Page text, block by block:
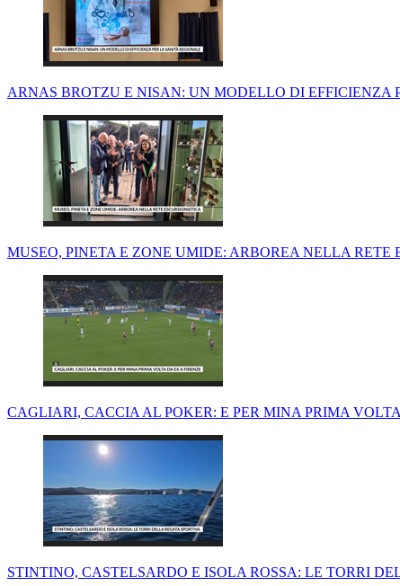
ARNAS BROTZU E NISAN: UN MODELLO DI EFFICIENZA
MUSEO, PINETA E ZONE UMIDE: ARBOREA NELLA RETE
CAGLIARI, CACCIA AL POKER: E PER MINA PRIMA
STINTINO, CASTELSARDO E ISOLA ROSSA: LE TORRI